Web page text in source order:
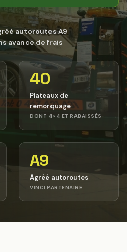
autoroutes A9
avance de frais
40
Plateaux de
remorquage
DONT 4×4 ET RABAISSÉS
A9
Agréé autoroutes
VINCI PARTENAIRE